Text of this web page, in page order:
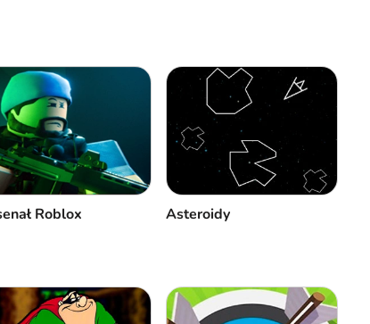
Anuluj Komentarz
Roblox Asteroidy